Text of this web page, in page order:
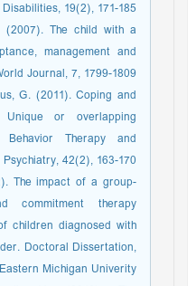
19(2), 171-185.
The child with a
management and
Journal, 7, 1799-1809.
G. (2011). Coping and
Unique or overlapping
Therapy and
42(2), 163-170.
The impact of a group-
commitment therapy
children diagnosed with
Doctoral Dissertation,
Eastern Michigan Univerity.